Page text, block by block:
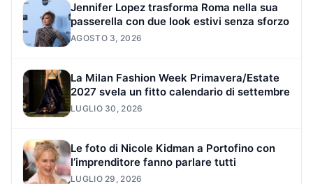
Jennifer Lopez trasforma Roma nella sua
passerella con due look estivi senza sforzo
AGOSTO 3, 2026
La Milan Fashion Week Primavera/Estate
2027 svela un fitto calendario di settembre
LUGLIO 30, 2026
Le foto di Nicole Kidman a Portofino con
l’imprenditore fanno parlare tutti
LUGLIO 29, 2026